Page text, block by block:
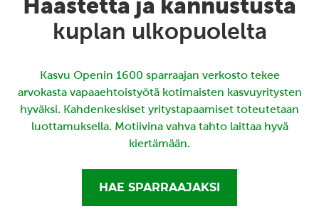
Haastetta ja kannustusta
kuplan ulkopuolelta
Kasvu Openin 1600 sparraajan verkosto tekee
arvokasta vapaaehtoistyötä kotimaisten kasvuyritysten
hyväksi. Kahdenkeskiset yritystapaamiset toteutetaan
luottamuksella. Motiivina vahva tahto laittaa hyvä
kiertämään.
HAE SPARRAAJAKSI